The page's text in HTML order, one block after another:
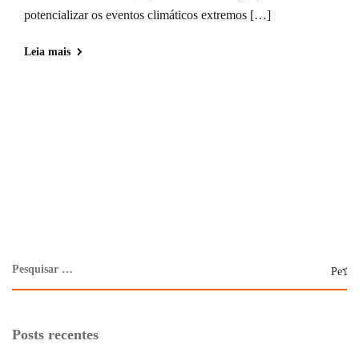
potencializar os eventos climáticos extremos […]
Leia mais
Posts recentes